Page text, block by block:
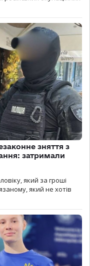
зняття з
затримали
який за гроші
який не хотів